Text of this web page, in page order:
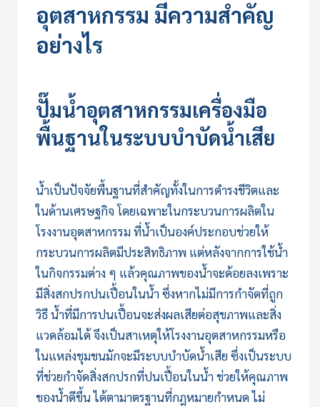
อุตสาหกรรม มีความสำคัญ
อย่างไร
ปั๊มน้ำอุตสาหกรรมเครื่องมือ
พื้นฐานในระบบบำบัดน้ำเสีย
น้ำเป็นปัจจัยพื้นฐานที่สำคัญทั้งในการดำรงชีวิตและ
ในด้านเศรษฐกิจ โดยเฉพาะในกระบวนการผลิตใน
โรงงานอุตสาหกรรม ที่น้ำเป็นองค์ประกอบช่วยให้
กระบวนการผลิตมีประสิทธิภาพ แต่หลังจากการใช้น้ำ
ในกิจกรรมต่าง ๆ แล้วคุณภาพของน้ำจะด้อยลงเพราะ
มีสิ่งสกปรกปนเปื้อนในน้ำ ซึ่งหากไม่มีการกำจัดที่ถูก
วิธี น้ำที่มีการปนเปื้อนจะส่งผลเสียต่อสุขภาพและสิ่ง
แวดล้อมได้ จึงเป็นสาเหตุให้โรงงานอุตสาหกรรมหรือ
ในแหล่งชุมชนมักจะมีระบบบำบัดน้ำเสียซึ่งเป็นระบบ
ที่ช่วยกำจัดสิ่งสกปรกที่ปนเปื้อนในน้ำ ช่วยให้คุณภาพ
ของน้ำดีขึ้น ได้ตามาตรฐานที่กฎหมายกำหนด ไม่